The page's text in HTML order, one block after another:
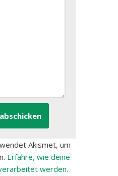
Akismet, um
Erfahre, wie deine
werden.